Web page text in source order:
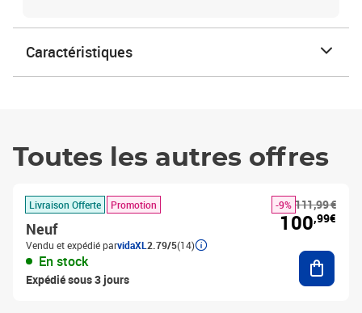
Caractéristiques
Toutes les autres offres
Livraison Offerte Promotion
Neuf
Vendu et expédié parvidaXL 2.79/5(14)
En stock
Expédié sous 3 jours
111,99 €
-9%
100,99€